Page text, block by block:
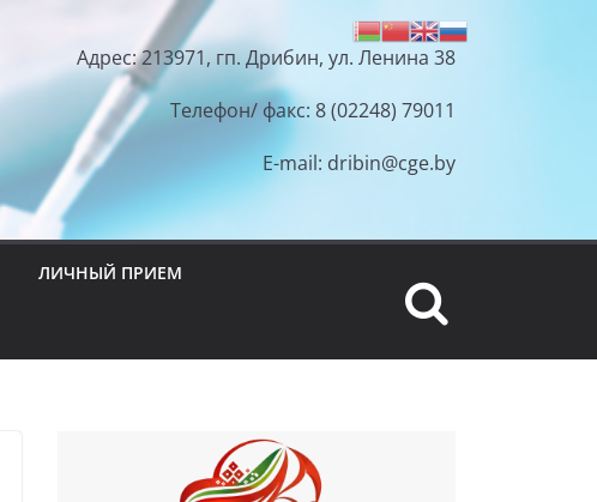
Адрес: 213971, гп. Дрибин, ул. Ленина 38
Телефон/ факс: 8 (02248) 79011
E-mail: dribin@cge.by
ЛИЧНЫЙ ПРИЕМ